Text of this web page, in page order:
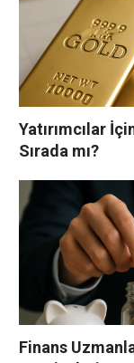
Yatırımcılar
Sırada mı?
Finans